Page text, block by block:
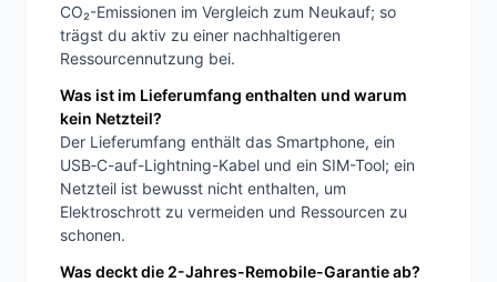
CO₂-Emissionen im Vergleich zum Neukauf; so
trägst du aktiv zu einer nachhaltigeren
Ressourcennutzung bei.
Was ist im Lieferumfang enthalten und warum
kein Netzteil?
Der Lieferumfang enthält das Smartphone, ein
USB‑C-auf-Lightning-Kabel und ein SIM-Tool; ein
Netzteil ist bewusst nicht enthalten, um
Elektroschrott zu vermeiden und Ressourcen zu
schonen.
Was deckt die 2-Jahres-Remobile-Garantie ab?